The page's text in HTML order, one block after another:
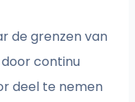
de grenzen van
continu
deel te nemen